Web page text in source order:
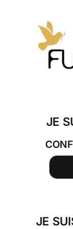
JE
JE